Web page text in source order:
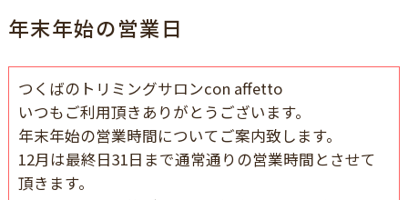
年末年始の営業日
つくばのトリミングサロンcon affetto
いつもご利用頂きありがとうございます。
年末年始の営業時間についてご案内致します。
12月は最終日31日まで通常通りの営業時間とさせて
頂きます。